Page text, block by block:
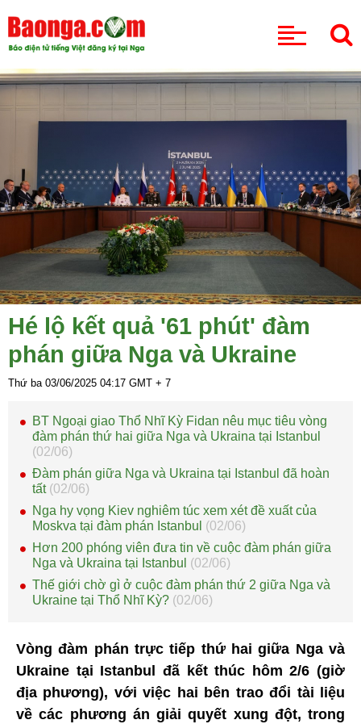
Hé lộ kết quả '61 phút' đàm
phán giữa Nga và Ukraine
Thứ ba 03/06/2025 04:17 GMT + 7
BT Ngoại giao Thổ Nhĩ Kỳ Fidan nêu mục tiêu vòng
đàm phán thứ hai giữa Nga và Ukraina tại Istanbul
(02/06)
Đàm phán giữa Nga và Ukraina tại Istanbul đã hoàn
tất (02/06)
Nga hy vọng Kiev nghiêm túc xem xét đề xuất của
Moskva tại đàm phán Istanbul (02/06)
Hơn 200 phóng viên đưa tin về cuộc đàm phán giữa
Nga và Ukraina tại Istanbul (02/06)
Thế giới chờ gì ở cuộc đàm phán thứ 2 giữa Nga và
Ukraine tại Thổ Nhĩ Kỳ? (02/06)
Vòng đàm phán trực tiếp thứ hai giữa Nga và
Ukraine tại Istanbul đã kết thúc hôm 2/6 (giờ
địa phương), với việc hai bên trao đổi tài liệu
về các phương án giải quyết xung đột, trong